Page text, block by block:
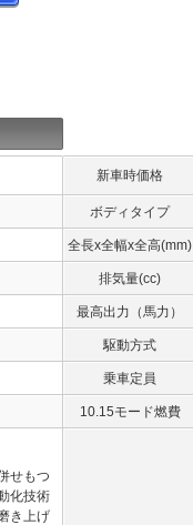
新車時価格
ボディタイプ
全長x全幅x全高(mm)
排気量(cc)
最高出力（馬力）
駆動方式
乗車定員
10.15モード燃費
せもつ
化技術
き上げ